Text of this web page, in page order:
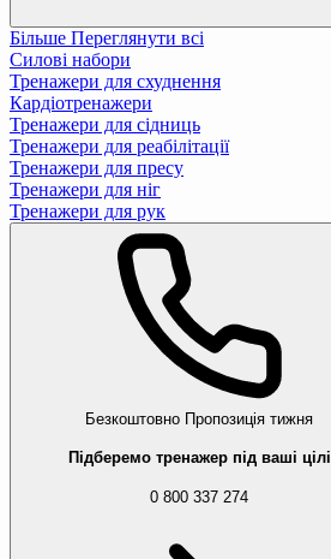
Більше Переглянути всі
Силові набори
Тренажери для схуднення
Кардіотренажери
Тренажери для сідниць
Тренажери для реабілітації
Тренажери для пресу
Тренажери для ніг
Тренажери для рук
Безкоштовно Пропозиція тижня
Підберемо тренажер під ваші цілі
0 800 337 274